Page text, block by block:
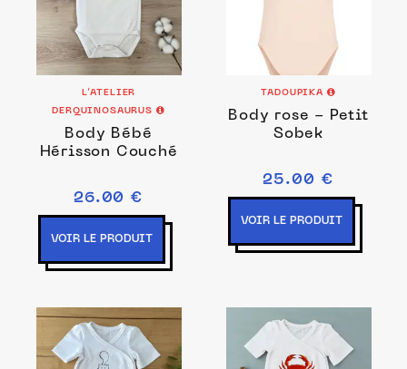
L’ATELIER
DERQUINOSAURUS
Body Bébé
Hérisson Couché
26.00 €
VOIR LE PRODUIT
TADOUPIKA
Body rose - Petit
Sobek
25.00 €
VOIR LE PRODUIT